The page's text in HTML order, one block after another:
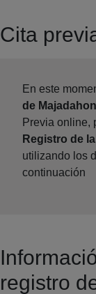
Cita
En este
de
Previa online,
Registro de
utilizando los
continuación
registro